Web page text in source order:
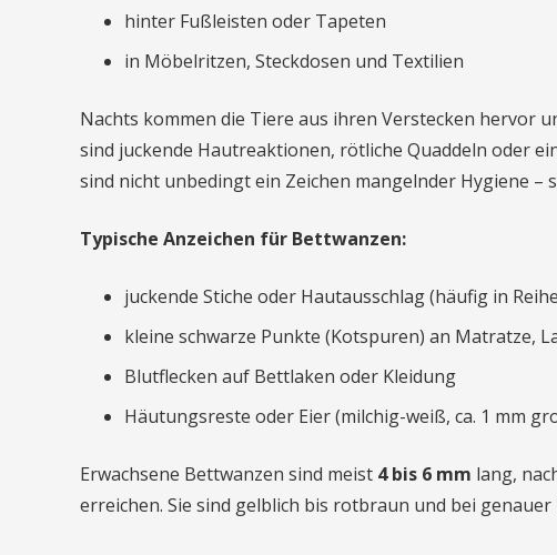
hinter Fußleisten oder Tapeten
in Möbelritzen, Steckdosen und Textilien
Nachts kommen die Tiere aus ihren Verstecken hervor
sind juckende Hautreaktionen, rötliche Quaddeln oder
sind nicht unbedingt ein Zeichen mangelnder Hygiene –
Typische Anzeichen für Bettwanzen:
juckende Stiche oder Hautausschlag (häufig in
kleine schwarze Punkte (Kotspuren) an Matratze,
Blutflecken auf Bettlaken oder Kleidung
Häutungsreste oder Eier (milchig-weiß, ca. 1 mm
Erwachsene Bettwanzen sind meist 4 bis 6 mm lang,
erreichen. Sie sind gelblich bis rotbraun und bei